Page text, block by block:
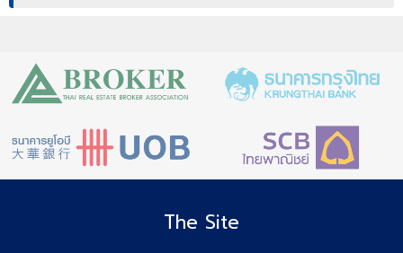
เปิดบ้านยังไง…ให้ปิดการขายได้ไวขึ้น? โดย #โค้ชโบว์
สัมมนา เตรียมพร้อมก่อนเริ่มสร้างบ้าน! ไขทุกข้อสงสัยเรื่อง ใบ
อนุญาตก่อสร้าง
The Site